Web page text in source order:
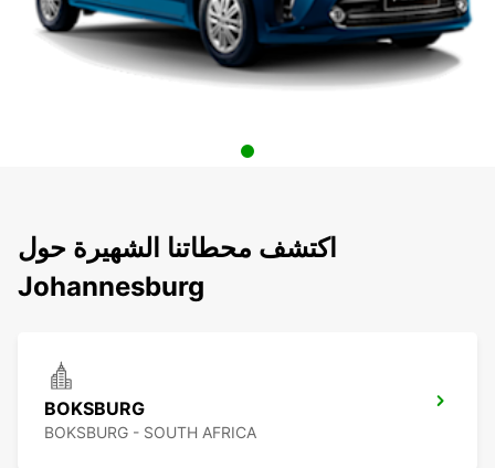
اكتشف محطاتنا الشهيرة حول
Johannesburg
BOKSBURG
BOKSBURG - SOUTH AFRICA